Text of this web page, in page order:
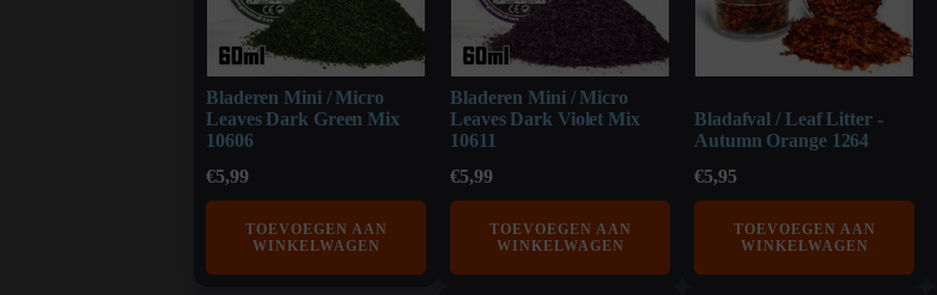
Bladeren Mini / Micro
Leaves Dark Green Mix
10606
€5,99
TOEVOEGEN AAN
WINKELWAGEN
Bladeren Mini / Micro
Leaves Dark Violet Mix
10611
€5,99
TOEVOEGEN AAN
WINKELWAGEN
Bladafval / Leaf Litter -
Autumn Orange 1264
€5,95
TOEVOEGEN AAN
WINKELWAGEN